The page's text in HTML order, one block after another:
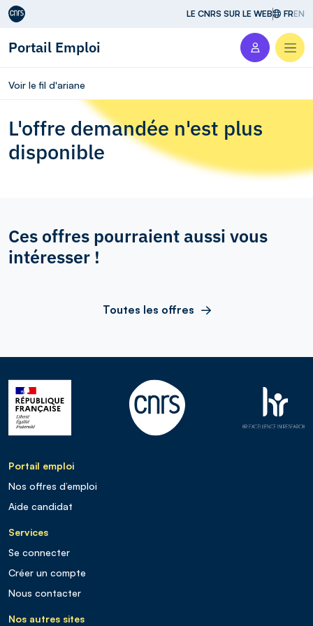
Aller au contenu LE CNRS SUR LE WEB FREN
Portail Emploi
Voir le fil d'ariane
L'offre demandée n'est plus
disponible
Ces offres pourraient aussi vous
intéresser !
Toutes les offres
Portail emploi
Nos offres d’emploi
Aide candidat
Services
Se connecter
Créer un compte
Nous contacter
Nos autres sites